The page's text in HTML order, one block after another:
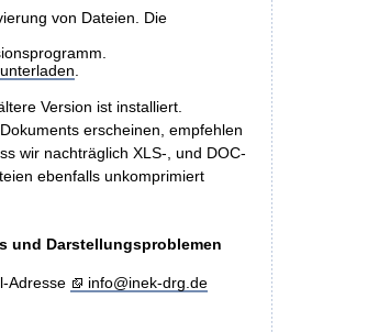
von Dateien. Die
Version ist installiert.
erscheinen, empfehlen
wir nachträglich XLS-, und DOC-
ebenfalls unkomprimiert
und Darstellungsproblemen
Adresse
info@inek-drg.de